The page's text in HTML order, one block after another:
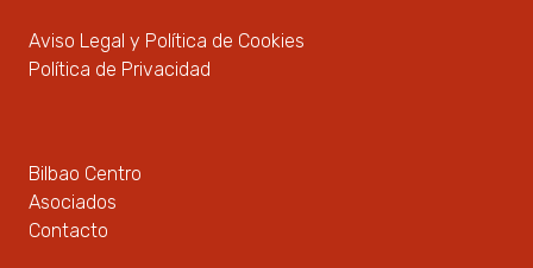
Aviso Legal y Política de Cookies
Política de Privacidad
Bilbao Centro
Asociados
Contacto